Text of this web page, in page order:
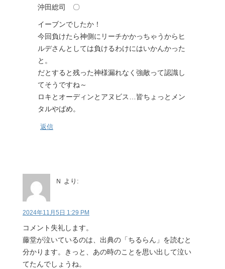
沖田総司 〇
イーブンでしたか！
今回負けたら神側にリーチかかっちゃうからヒ
ルデさんとしては負けるわけにはいかんかった
と。
だとすると残った神様漏れなく強敵って認識し
てそうですね～
ロキとオーディンとアヌビス…皆ちょっとメン
タルやばめ。
返信
Ｎ より:
2024年11月5日 1:29 PM
コメント失礼します。
藤堂が泣いているのは、出典の「ちるらん」を読むと
分かります。きっと、あの時のことを思い出して泣い
てたんでしょうね。